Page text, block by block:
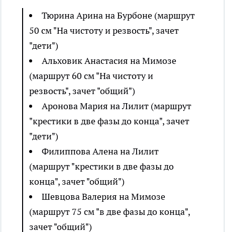
Тюрина Арина на Бурбоне (маршрут
50 см "На чистоту и резвость", зачет
"дети")
Альховик Анастасия на Мимозе
(маршрут 60 см "На чистоту и
резвость", зачет "общий")
Аронова Мария на Лилит (маршрут
"крестики в две фазы до конца", зачет
"дети")
Филиппова Алена на Лилит
(маршрут "крестики в две фазы до
конца", зачет "общий")
Шевцова Валерия на Мимозе
(маршрут 75 см "в две фазы до конца",
зачет "общий")